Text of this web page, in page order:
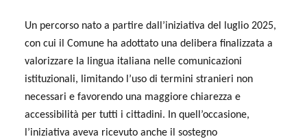
Un percorso nato a partire dall’iniziativa del luglio 2025,
con cui il Comune ha adottato una delibera finalizzata a
valorizzare la lingua italiana nelle comunicazioni
istituzionali, limitando l’uso di termini stranieri non
necessari e favorendo una maggiore chiarezza e
accessibilità per tutti i cittadini. In quell’occasione,
l’iniziativa aveva ricevuto anche il sostegno